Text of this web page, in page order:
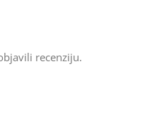
recenziju.